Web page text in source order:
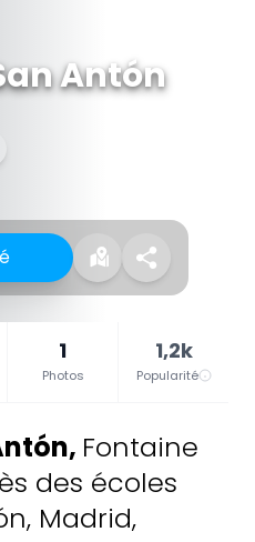
Antón
1
Photos
1,2k
Popularité
, Fontaine
des écoles
Madrid,